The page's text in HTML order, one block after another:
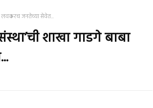
लवकरच जनतेच्या सेवेत...
शाखा गाडगे बाबा